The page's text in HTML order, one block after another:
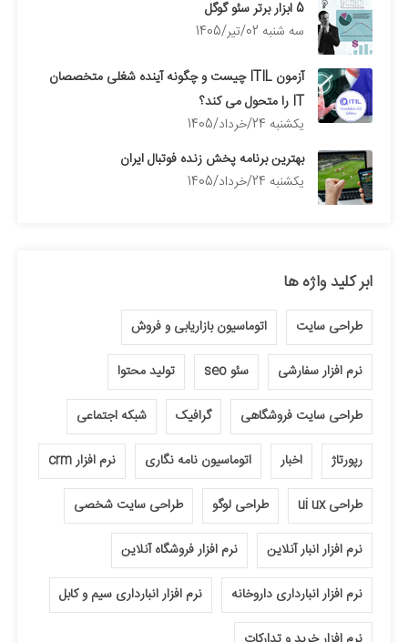
5 ابزار برتر سئو گوگل
سه شنبه 02/تیر/1405
آزمون ITIL چیست و چگونه آینده شغلی متخصصان
IT را متحول می کند؟
يكشنبه 24/خرداد/1405
بهترین برنامه پخش زنده فوتبال ایران
يكشنبه 24/خرداد/1405
ابر کلید واژه ها
طراحی سایت اتوماسیون بازاریابی و فروش
نرم افزار سفارشی سئو seo تولید محتوا
طراحی سایت فروشگاهی گرافیک شبکه اجتماعی
رپورتاژ اخبار اتوماسیون نامه نگاری نرم افزار crm
طراحی ui ux طراحی لوگو طراحی سایت شخصی
نرم افزار انبار آنلاین نرم افزار فروشگاه آنلاین
نرم افزار انبارداری داروخانه نرم افزار انبارداری سیم و کابل